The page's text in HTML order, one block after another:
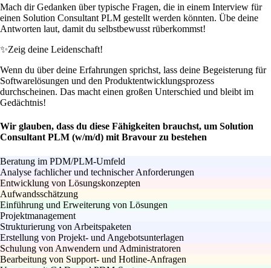
Mach dir Gedanken über typische Fragen, die in einem Interview für
einen Solution Consultant PLM gestellt werden könnten. Übe deine
Antworten laut, damit du selbstbewusst rüberkommst!
✨Zeig deine Leidenschaft!
Wenn du über deine Erfahrungen sprichst, lass deine Begeisterung für
Softwarelösungen und den Produktentwicklungsprozess
durchscheinen. Das macht einen großen Unterschied und bleibt im
Gedächtnis!
Wir glauben, dass du diese Fähigkeiten brauchst, um Solution
Consultant PLM (w/m/d) mit Bravour zu bestehen
Beratung im PDM/PLM-Umfeld
Analyse fachlicher und technischer Anforderungen
Entwicklung von Lösungskonzepten
Aufwandsschätzung
Einführung und Erweiterung von Lösungen
Projektmanagement
Strukturierung von Arbeitspaketen
Erstellung von Projekt- und Angebotsunterlagen
Schulung von Anwendern und Administratoren
Bearbeitung von Support- und Hotline-Anfragen